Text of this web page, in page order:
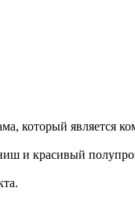
который является
и красивый